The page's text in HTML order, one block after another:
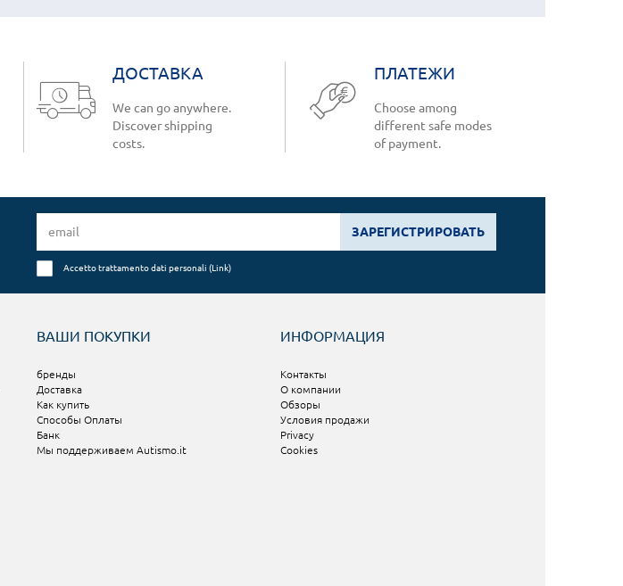
ДОСТАВКА
We can go anywhere.
Discover shipping
costs.
ПЛАТЕЖИ
Choose among
different safe modes
of payment.
ЗАРЕГИСТРИРОВАТЬ
Accetto trattamento dati personali (Link)
ВАШИ ПОКУПКИ
бренды
Доставка
Как купить
Способы Оплаты
Банк
Мы поддерживаем Autismo.it
ИНФОРМАЦИЯ
Контакты
О компании
Обзоры
Условия продажи
Privacy
Cookies